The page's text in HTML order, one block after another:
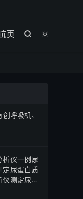


页
呼吸机、
析仪一例尿
定尿蛋白质
测定尿微
发的思考